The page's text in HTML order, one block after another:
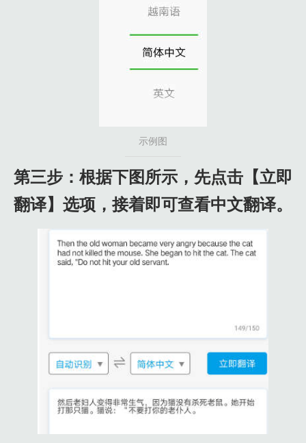
示例图
第三步：根据下图所示，先点击【立即
翻译】选项，接着即可查看中文翻译。